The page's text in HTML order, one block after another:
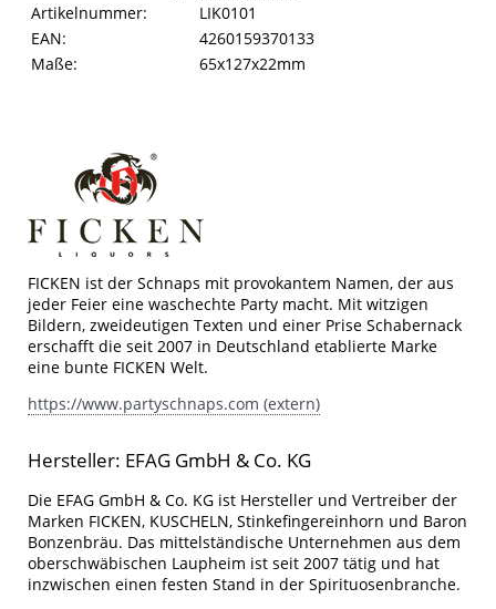
Artikelnummer:
LIK0101
EAN:
4260159370133
Maße:
65x127x22mm
FICKEN ist der Schnaps mit provokantem Namen, der aus
jeder Feier eine waschechte Party macht. Mit witzigen
Bildern, zweideutigen Texten und einer Prise Schabernack
erschafft die seit 2007 in Deutschland etablierte Marke
eine bunte FICKEN Welt.
https://www.partyschnaps.com (extern)
Hersteller: EFAG GmbH & Co. KG
Die EFAG GmbH & Co. KG ist Hersteller und Vertreiber der
Marken FICKEN, KUSCHELN, Stinkefingereinhorn und Baron
Bonzenbräu. Das mittelständische Unternehmen aus dem
oberschwäbischen Laupheim ist seit 2007 tätig und hat
inzwischen einen festen Stand in der Spirituosenbranche.